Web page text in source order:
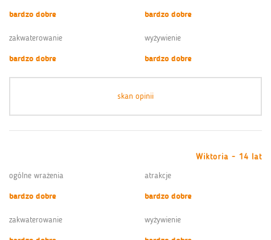
bardzo dobre
bardzo dobre
zakwaterowanie
bardzo dobre
wyżywienie
bardzo dobre
skan opinii
Wiktoria - 14 lat
ogólne wrażenia
bardzo dobre
atrakcje
bardzo dobre
zakwaterowanie
wyżywienie